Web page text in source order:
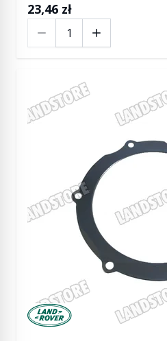
23,46 zł
Manufactured by Land rover